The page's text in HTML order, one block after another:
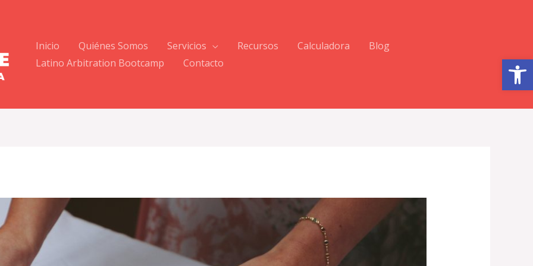
Abrir barra de herramientas
Inicio Quiénes Somos Servicios Recursos Calculadora
Blog
Latino Arbitration Bootcamp
Contacto